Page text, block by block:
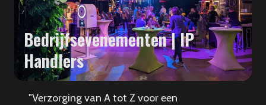
Bedrijfsevenementen | IP
Handlers
"Verzorging van A tot Z voor een